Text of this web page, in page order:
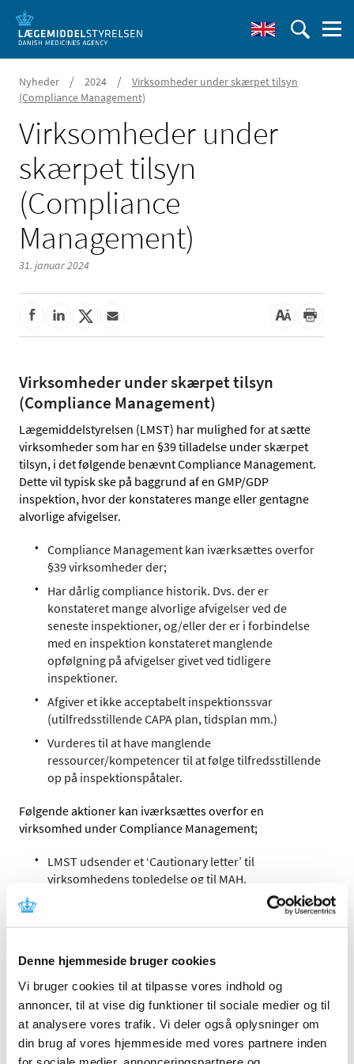
Denne hjemmeside bruger cookies
Vi bruger cookies til at tilpasse vores indhold og
annoncer, til at vise dig funktioner til sociale medier og til
at analysere vores trafik. Vi deler også oplysninger om
din brug af vores hjemmeside med vores partnere inden
Nyheder / 2024 /
Virksomheder under skærpet tilsyn
(Compliance Management)
Virksomheder under
skærpet tilsyn
(Compliance
Management)
31. januar 2024
Virksomheder under skærpet tilsyn
(Compliance Management)
Lægemiddelstyrelsen (LMST) har mulighed for at sætte
virksomheder som har en §39 tilladelse under skærpet
tilsyn, i det følgende benævnt Compliance Management.
Dette vil typisk ske på baggrund af en GMP/GDP
inspektion, hvor der konstateres mange eller gentagne
alvorlige afvigelser.
Compliance Management kan iværksættes overfor
§39 virksomheder der;
Har dårlig compliance historik. Dvs. der er
konstateret mange alvorlige afvigelser ved de
seneste inspektioner, og/eller der er i forbindelse
med en inspektion konstateret manglende
opfølgning på afvigelser givet ved tidligere
inspektioner.
Afgiver et ikke acceptabelt inspektionssvar
(utilfredsstillende CAPA plan, tidsplan mm.)
Vurderes til at have manglende
ressourcer/kompetencer til at følge tilfredsstillende
op på inspektionspåtaler.
Følgende aktioner kan iværksættes overfor en
virksomhed under Compliance Management;
LMST udsender et ‘Cautionary letter’ til
virksomhedens topledelse og til MAH.
ændringer; eksempelvis udskiftning i ledelsen eller
Virksomheden skal fremlægge sin CAPA plan som
opfølgning på inspektionspåtalerne ved et fysisk
møde i LMST. Virksomheden skal desuden
fremsende periodiske opdateringer på fremdrift i
CAPA plan.
LMST hjemtager prøver til laboratoriekontrol.